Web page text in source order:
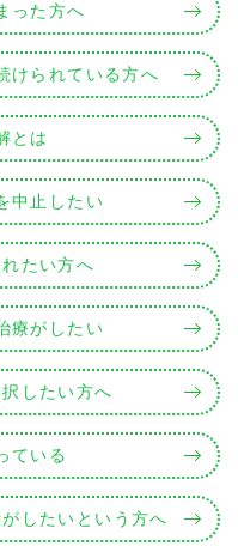
った方へ
けられている方へ
とは
中止したい
たい方へ
療がしたい
したい方へ
ている
したいという方へ